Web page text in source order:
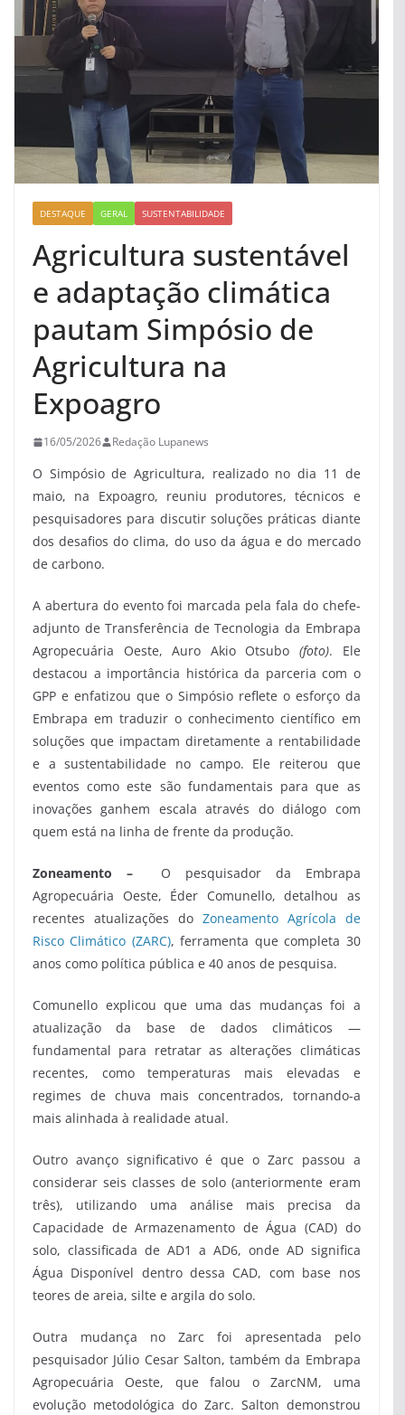
DESTAQUE GERAL SUSTENTABILIDADE
Agricultura sustentável
e adaptação climática
pautam Simpósio de
Agricultura na
Expoagro
16/05/2026 Redação Lupanews
O Simpósio de Agricultura, realizado no dia 11 de
maio, na Expoagro, reuniu produtores, técnicos e
pesquisadores para discutir soluções práticas diante
dos desafios do clima, do uso da água e do mercado
de carbono.
A abertura do evento foi marcada pela fala do chefe-
adjunto de Transferência de Tecnologia da Embrapa
Agropecuária Oeste, Auro Akio Otsubo (foto). Ele
destacou a importância histórica da parceria com o
GPP e enfatizou que o Simpósio reflete o esforço da
Embrapa em traduzir o conhecimento científico em
soluções que impactam diretamente a rentabilidade
e a sustentabilidade no campo. Ele reiterou que
eventos como este são fundamentais para que as
inovações ganhem escala através do diálogo com
quem está na linha de frente da produção.
Zoneamento –
O pesquisador da Embrapa
Agropecuária Oeste, Éder Comunello, detalhou as
recentes atualizações do Zoneamento Agrícola de
Risco Climático (ZARC), ferramenta que completa 30
anos como política pública e 40 anos de pesquisa.
Comunello explicou que uma das mudanças foi a
atualização da base de dados climáticos —
fundamental para retratar as alterações climáticas
recentes, como temperaturas mais elevadas e
regimes de chuva mais concentrados, tornando-a
mais alinhada à realidade atual.
Outro avanço significativo é que o Zarc passou a
considerar seis classes de solo (anteriormente eram
três), utilizando uma análise mais precisa da
Capacidade de Armazenamento de Água (CAD) do
solo, classificada de AD1 a AD6, onde AD significa
Água Disponível dentro dessa CAD, com base nos
teores de areia, silte e argila do solo.
Outra mudança no Zarc foi apresentada pelo
pesquisador Júlio Cesar Salton, também da Embrapa
Agropecuária Oeste, que falou o ZarcNM, uma
evolução metodológica do Zarc. Salton demonstrou